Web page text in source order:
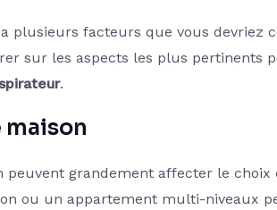
plusieurs facteurs que vous devriez
sur les aspects les plus pertinents
.
maison
peuvent grandement affecter le choix
ou un appartement multi-niveaux